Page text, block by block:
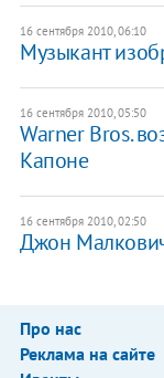
16 сентября 2010, 06:10
Музыкант
16 сентября 2010, 05:50
Warner Bros.
Капоне
16 сентября 2010, 02:50
Джон
Про нас
Реклама на сайте